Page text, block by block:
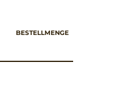
BESTELLMENGE